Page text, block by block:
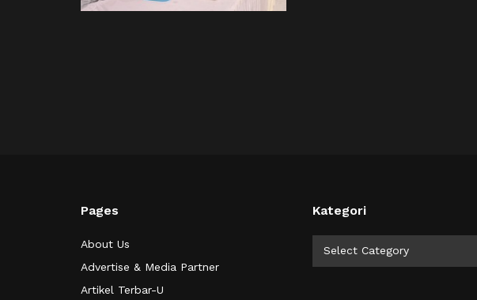
Pages
About Us
Advertise & Media Partner
Artikel Terbar-U
Kategori
Select Category